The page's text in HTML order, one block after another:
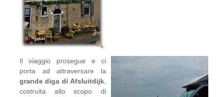
Il viaggio prosegue e ci
porta ad attraversare la
grande diga di Afsluitdijk
costruita allo scopo di